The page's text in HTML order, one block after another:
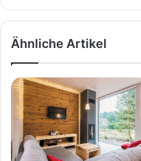
Ähnliche Artikel